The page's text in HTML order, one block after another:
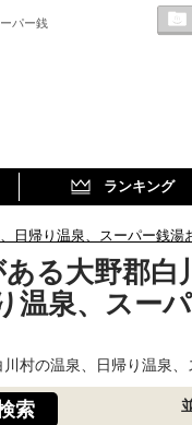
パー銭
ランキング
日帰り温泉、スーパー銭湯
る大野郡白
温泉、スー
村の温泉、日帰り温泉